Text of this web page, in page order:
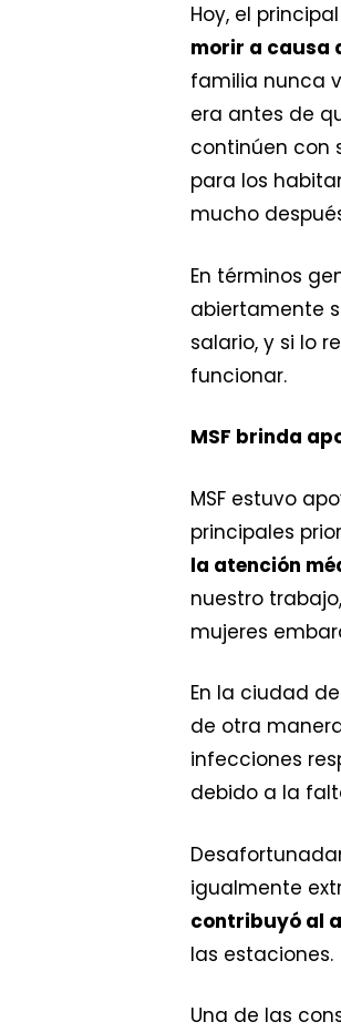
Hoy, el
morir a causa
familia nunca
era antes de
continúen con
para los
mucho
En términos
abiertamente
salario, y si lo
funcionar.
MSF brinda
MSF estuvo
principales
la atención
nuestro
mujeres
En la ciudad
de otra
infecciones
debido a la
igualmente
contribuyó al
las estaciones.
Una de las